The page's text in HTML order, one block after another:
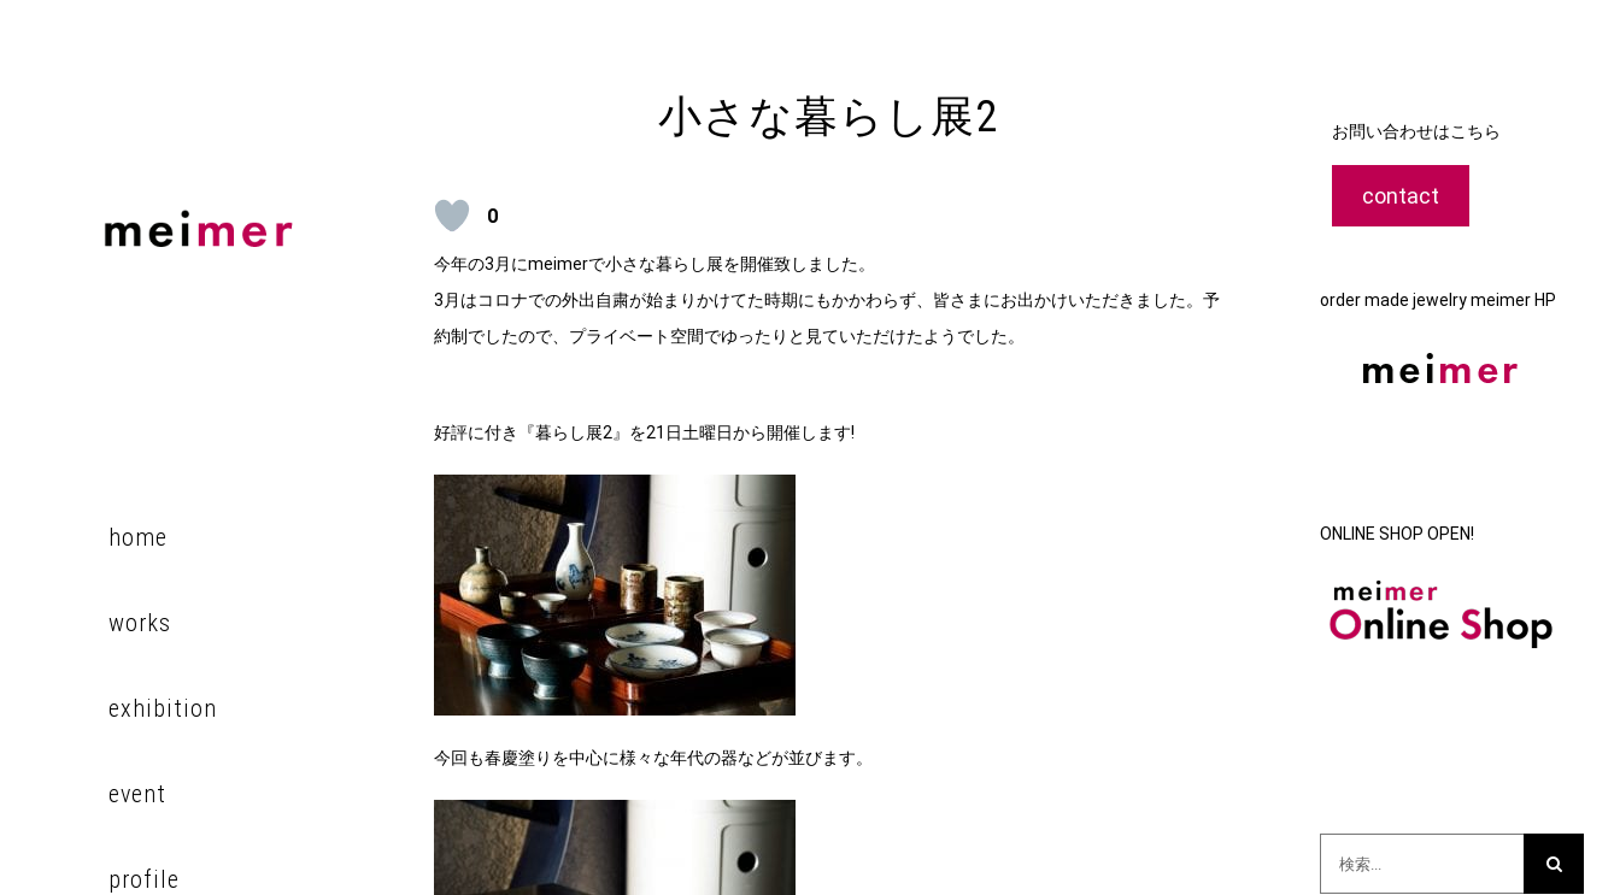
home
works
exhibition
event
profile
小さな暮らし展2
0
今年の3月にmeimerで小さな暮らし展を開催致しました。
3月はコロナでの外出自粛が始まりかけてた時期にもかかわらず、皆さまにお出かけいただきました。予
約制でしたので、プライベート空間でゆったりと見ていただけたようでした。
好評に付き『暮らし展2』を21日土曜日から開催します!
今回も春慶塗りを中心に様々な年代の器などが並びます。
お問い合わせはこちら
contact
order made jewelry meimer HP
ONLINE SHOP OPEN!